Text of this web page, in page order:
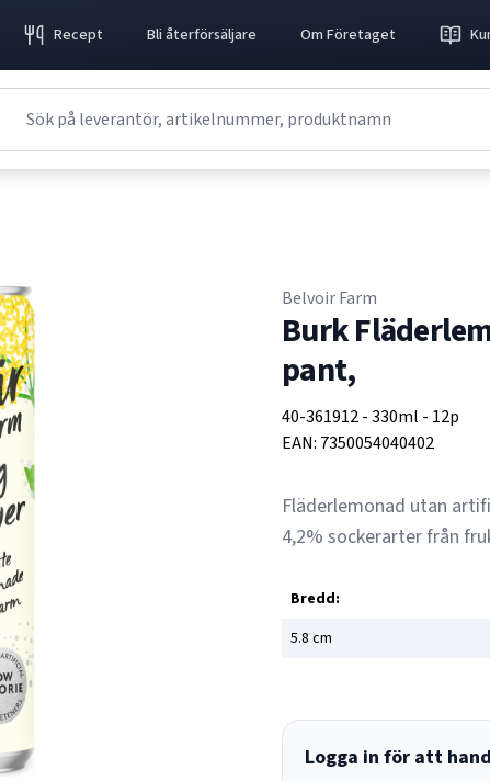
Recept Bli återförsäljare Om Företaget
Belvoir Farm
Burk
pant,
40-361912-330ml - 12p
EAN: 7350054040402
Fläderlemonad utan
4,2% sockerarter från
Bredd:
5.8 cm
Logga in för att